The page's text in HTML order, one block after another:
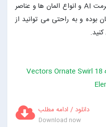
کرده ایم. این طرح شامل 3 فایل با فرمت AI و انواع المان ها و عناصر
بوده و به راحتی می توانید از
دانلود / ادامه مطلب
Download now